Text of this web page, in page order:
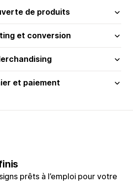
de produits
et conversion
et paiement
prêts à l’emploi pour votre